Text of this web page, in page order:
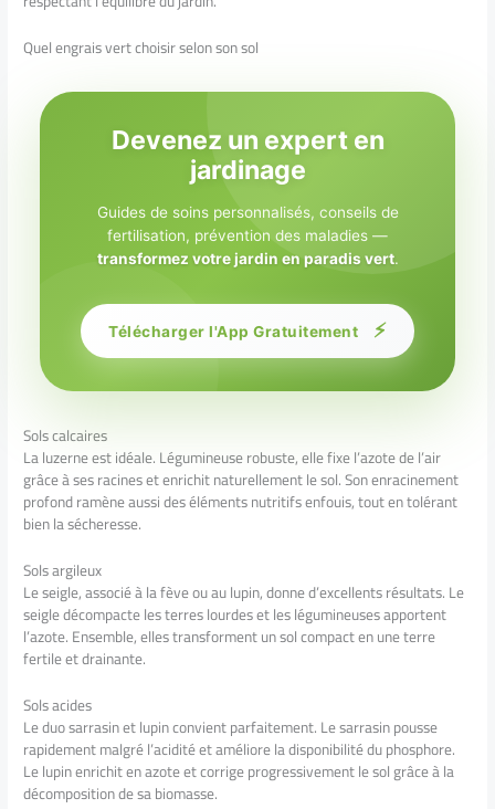
Quel engrais vert choisir selon son sol
Devenez un expert en
jardinage
Guides de soins personnalisés, conseils de
fertilisation, prévention des maladies —
transformez votre jardin en paradis vert.
Télécharger l'App Gratuitement ⚡
Sols calcaires
La luzerne est idéale. Légumineuse robuste, elle fixe l’azote de l’air
grâce à ses racines et enrichit naturellement le sol. Son enracinement
profond ramène aussi des éléments nutritifs enfouis, tout en tolérant
bien la sécheresse.
Sols argileux
Le seigle, associé à la fève ou au lupin, donne d’excellents résultats. Le
seigle décompacte les terres lourdes et les légumineuses apportent
l’azote. Ensemble, elles transforment un sol compact en une terre
fertile et drainante.
Sols acides
Le duo sarrasin et lupin convient parfaitement. Le sarrasin pousse
rapidement malgré l’acidité et améliore la disponibilité du phosphore.
Le lupin enrichit en azote et corrige progressivement le sol grâce à la
décomposition de sa biomasse.